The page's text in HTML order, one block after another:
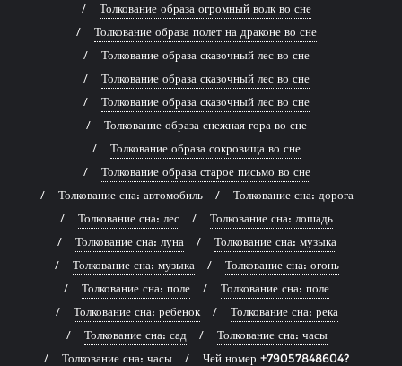
Толкование образа огромный волк во сне
Толкование образа полет на драконе во сне
Толкование образа сказочный лес во сне
Толкование образа сказочный лес во сне
Толкование образа сказочный лес во сне
Толкование образа снежная гора во сне
Толкование образа сокровища во сне
Толкование образа старое письмо во сне
Толкование сна: автомобиль
Толкование сна: дорога
Толкование сна: лес
Толкование сна: лошадь
Толкование сна: луна
Толкование сна: музыка
Толкование сна: музыка
Толкование сна: огонь
Толкование сна: поле
Толкование сна: поле
Толкование сна: ребенок
Толкование сна: река
Толкование сна: сад
Толкование сна: часы
Толкование сна: часы
Чей номер +79057848604?